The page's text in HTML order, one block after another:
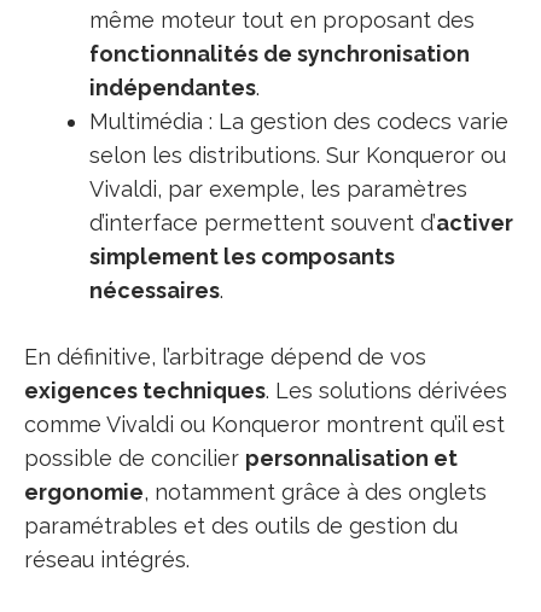
même moteur tout en proposant des
fonctionnalités de synchronisation
indépendantes.
Multimédia : La gestion des codecs varie
selon les distributions. Sur Konqueror ou
Vivaldi, par exemple, les paramètres
d’interface permettent souvent d’activer
simplement les composants
nécessaires.
En définitive, l’arbitrage dépend de vos
exigences techniques. Les solutions dérivées
comme Vivaldi ou Konqueror montrent qu’il est
possible de concilier personnalisation et
ergonomie, notamment grâce à des onglets
paramétrables et des outils de gestion du
réseau intégrés.